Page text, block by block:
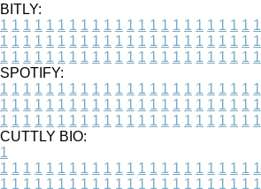
BITLY:
1 1 1 1 1 1 1 1 1 1 1 1 1 1 1 1 1 1 1 1 1 1 1
1 1 1 1 1 1 1 1 1 1 1 1 1 1 1 1 1 1 1 1 1 1 1
1 1 1 1 1 1 1 1 1 1 1 1 1 1 1 1 1 1 1 1 1 1 1
SPOTIFY:
1 1 1 1 1 1 1 1 1 1 1 1 1 1 1 1 1 1 1 1 1 1 1
1 1 1 1 1 1 1 1 1 1 1 1 1 1 1 1 1 1 1 1 1 1 1
1 1 1 1 1 1 1 1 1 1 1 1 1 1 1 1 1 1 1 1 1 1 1
CUTTLY BIO:
1
1 1 1 1 1 1 1 1 1 1 1 1 1 1 1 1 1 1 1 1 1 1 1
1 1 1 1 1 1 1 1 1 1 1 1 1 1 1 1 1 1 1 1 1 1 1